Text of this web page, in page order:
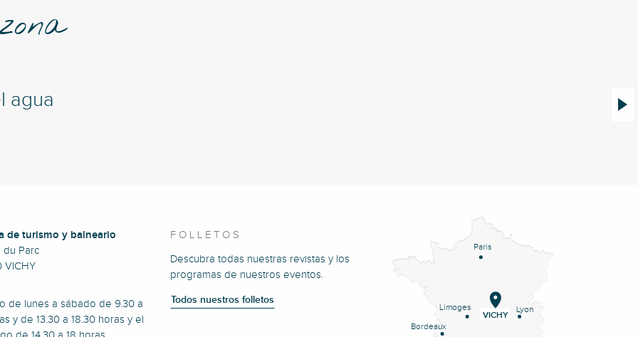
agua A lo
de turismo y balneario
du Parc
VICHY
de lunes a sábado de 9.30 a
y de 13.30 a 18.30 horas y el
FOLLETOS
Descubra todas nuestras revistas y los
programas de nuestros eventos.
Todos nuestros folletos
Paris
Lyon
Limoges
Bordeaux
VICHY